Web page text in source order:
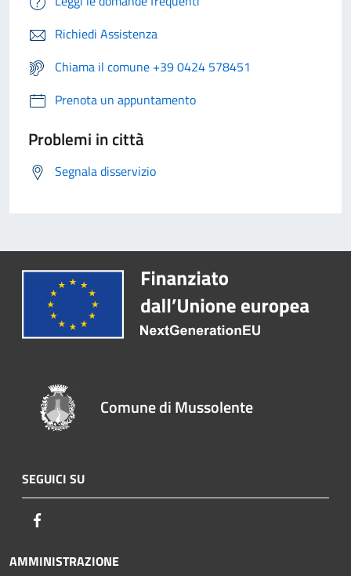
Richiedi Assistenza
Chiama il comune +39 0424 578451
Prenota un appuntamento
Problemi in città
Segnala disservizio
Comune di Mussolente
SEGUICI SU
AMMINISTRAZIONE